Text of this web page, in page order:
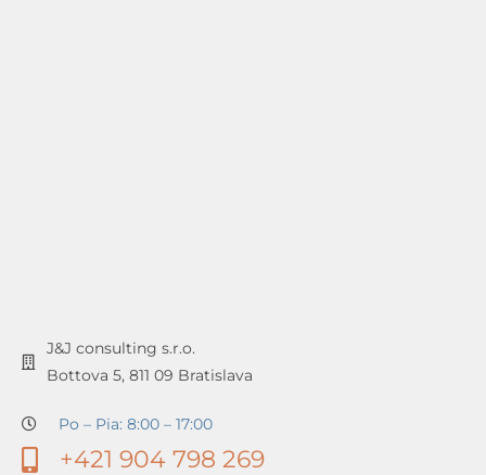
J&J consulting s.r.o.
Bottova 5, 811 09 Bratislava
Po – Pia: 8:00 – 17:00
+421 904 798 269